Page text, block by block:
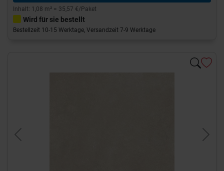
Inhalt: 1,08 m² = 35,57 €/Paket
Wird für sie bestellt
Bestellzeit 10-15 Werktage, Versandzeit 7-9 Werktage
Previous Next